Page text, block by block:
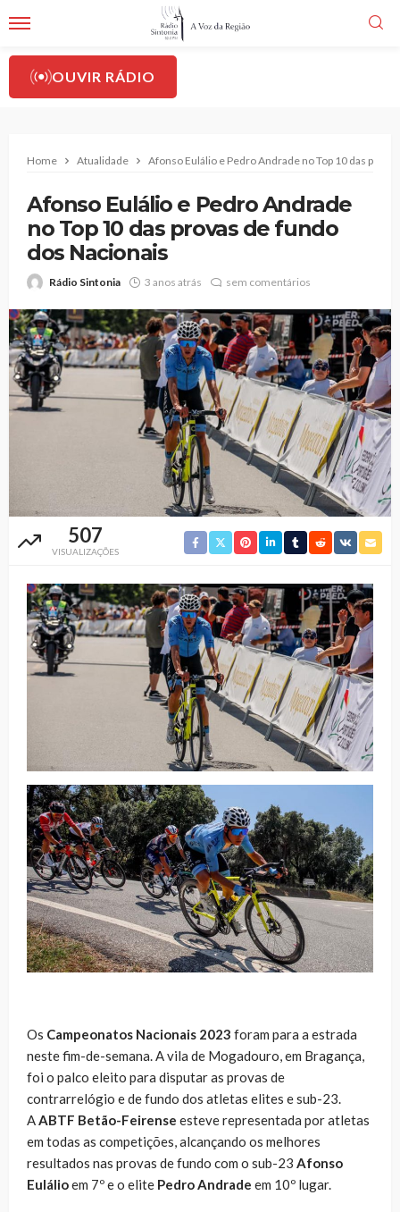
OUVIR RÁDIO
Home Atualidade Afonso Eulálio e Pedro Andrade no Top 10 das
Afonso Eulálio e Pedro Andrade
no Top 10 das provas de fundo
dos Nacionais
Rádio Sintonia 3 anos atrás sem comentários
507
VISUALIZAÇÕES
Os Campeonatos Nacionais 2023 foram para a estrada
neste fim-de-semana. A vila de Mogadouro, em Bragança,
foi o palco eleito para disputar as provas de
contrarrelógio e de fundo dos atletas elites e sub-23.
AABTF Betão-Feirense esteve representada por atletas
em todas as competições, alcançando os melhores
resultados nas provas de fundo com o sub-23 Afonso
Eulálioem 7º e o elite Pedro Andrade em 10º lugar.